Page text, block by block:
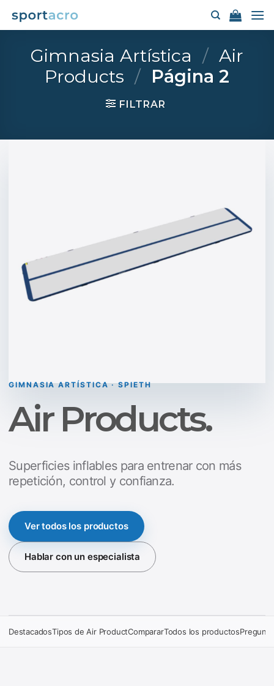
Gimnasia Artística / Air
Products / Página 2
FILTRAR
GIMNASIA ARTÍSTICA · SPIETH
Air Products.
Superficies inflables para entrenar con más
repetición, control y confianza.
Ver todos los productos
Hablar con un especialista
DestacadosTipos de Air ProductCompararTodos los productos